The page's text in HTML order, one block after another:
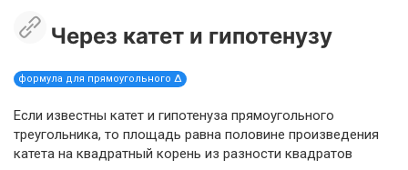
Через катет и гипотенузу
формула для прямоугольного Δ
Если известны катет и гипотенуза прямоугольного
треугольника, то площадь равна половине произведения
катета на квадратный корень из разности квадратов